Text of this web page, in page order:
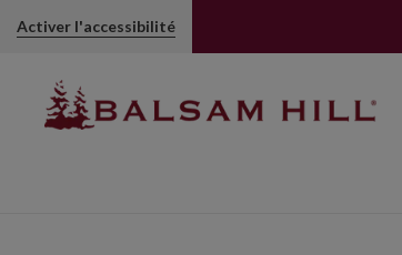
Activer l'accessibilité